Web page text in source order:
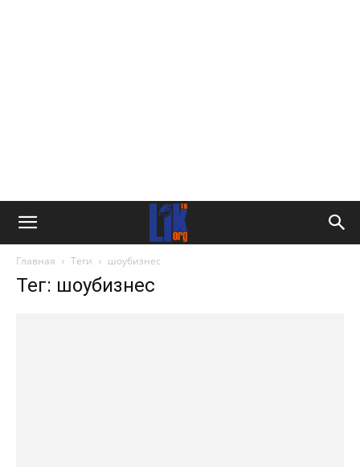
Главная Теги шоубизнес
Тег: шоубизнес